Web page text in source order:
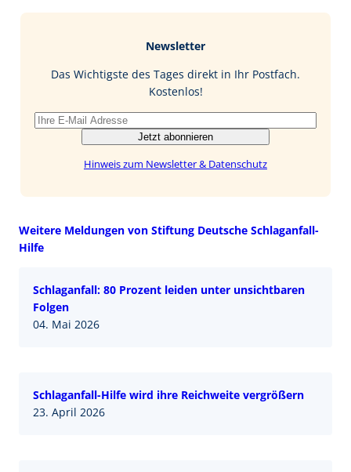
I
Newsletter
Das Wichtigste des Tages direkt in Ihr Postfach.
Kostenlos!
Jetzt abonnieren
Hinweis zum Newsletter & Datenschutz
Weitere Meldungen von Stiftung Deutsche Schlaganfall-
Hilfe
Schlaganfall: 80 Prozent leiden unter unsichtbaren
Folgen
04. Mai 2026
Schlaganfall-Hilfe wird ihre Reichweite vergrößern
23. April 2026